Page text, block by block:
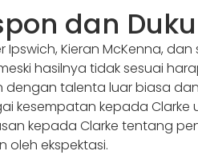
dan
Ipswich, Kieran McKenna,
hasilnya tidak sesuai
dengan talenta luar biasa
kesempatan kepada Clarke
kepada Clarke tentang
oleh ekspektasi.